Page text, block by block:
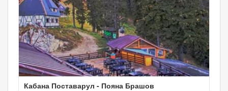
Кабана Поставарул - Пояна Брашов